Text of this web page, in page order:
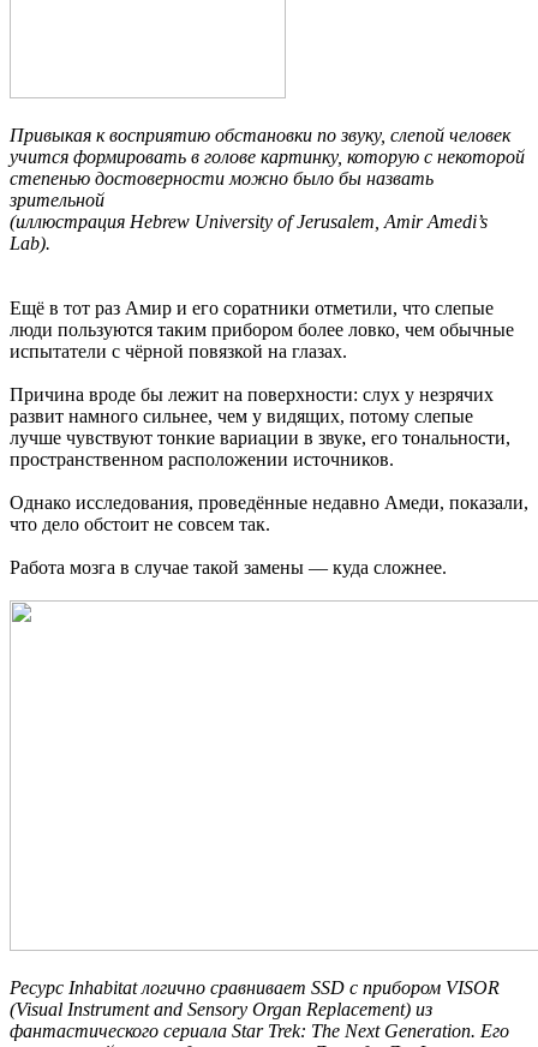
Привыкая к восприятию обстановки по звуку, слепой человек
учится формировать в голове картинку, которую с некоторой
степенью достоверности можно было бы назвать
зрительной
(иллюстрация Hebrew University of Jerusalem, Amir Amedi’s
Lab).
Ещё в тот раз Амир и его соратники отметили, что слепые
люди пользуются таким прибором более ловко, чем обычные
испытатели с чёрной повязкой на глазах.
Причина вроде бы лежит на поверхности: слух у незрячих
развит намного сильнее, чем у видящих, потому слепые
лучше чувствуют тонкие вариации в звуке, его тональности,
пространственном расположении источников.
Однако исследования, проведённые недавно Амеди, показали,
что дело обстоит не совсем так.
Работа мозга в случае такой замены — куда сложнее.
Ресурс Inhabitat логично сравнивает SSD с прибором VISOR
(Visual Instrument and Sensory Organ Replacement) из
фантастического сериала Star Trek: The Next Generation. Его